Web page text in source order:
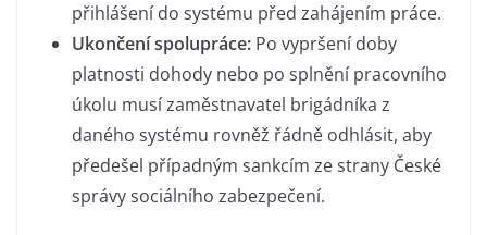
přihlášení do systému před zahájením práce.
Ukončení spolupráce: Po vypršení doby
platnosti dohody nebo po splnění pracovního
úkolu musí zaměstnavatel brigádníka z
daného systému rovněž řádně odhlásit, aby
předešel případným sankcím ze strany České
správy sociálního zabezpečení.